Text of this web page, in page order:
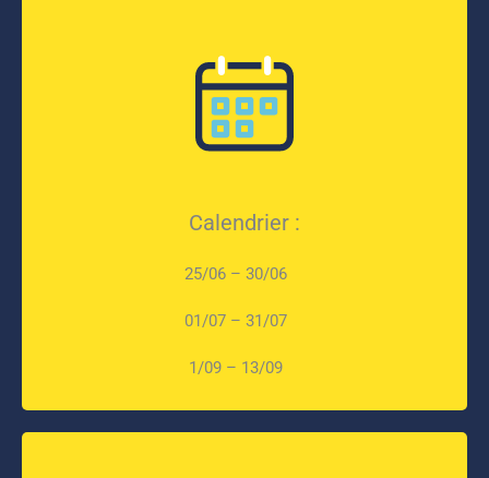
Calendrier :
25/06 – 30/06
01/07 – 31/07
1/09 – 13/09